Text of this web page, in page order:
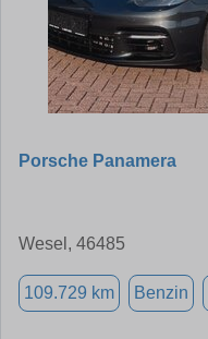
Porsche Panamera
Wesel, 46485
109.729 km Benzin